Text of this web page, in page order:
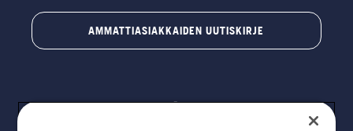
AMMATTIASIAKKAIDEN UUTISKIRJE